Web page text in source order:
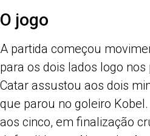
O jogo
A partida começou
para os dois lados logo
Catar assustou aos dois
que parou no goleiro
aos cinco, em finalização